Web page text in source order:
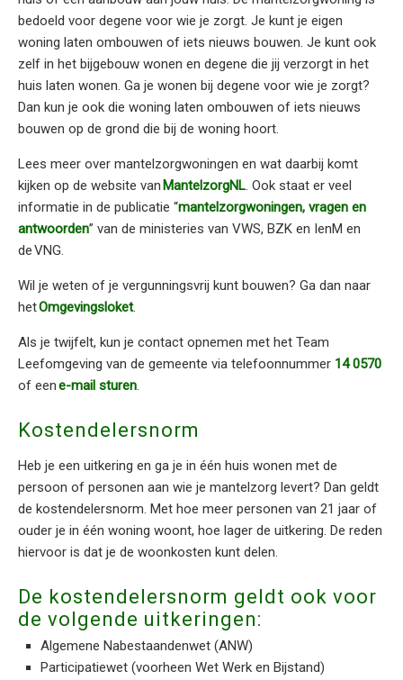
bedoeld voor degene voor wie je zorgt. Je kunt je eigen
woning laten ombouwen of iets nieuws bouwen. Je kunt ook
zelf in het bijgebouw wonen en degene die jij verzorgt in het
huis laten wonen. Ga je wonen bij degene voor wie je zorgt?
Dan kun je ook die woning laten ombouwen of iets nieuws
bouwen op de grond die bij de woning hoort.
Lees meer over mantelzorgwoningen en wat daarbij komt
kijken op de website vanMantelzorgNL. Ook staat er veel
informatie in de publicatie “mantelzorgwoningen, vragen en
antwoorden” van de ministeries van VWS, BZK en IenM en
de VNG.
Wil je weten of je vergunningsvrij kunt bouwen? Ga dan naar
hetOmgevingsloket.
Als je twijfelt, kun je contact opnemen met het Team
Leefomgeving van de gemeente via telefoonnummer 14 0570
of eene-mail sturen.
Kostendelersnorm
Heb je een uitkering en ga je in één huis wonen met de
persoon of personen aan wie je mantelzorg levert? Dan geldt
de kostendelersnorm. Met hoe meer personen van 21 jaar of
ouder je in één woning woont, hoe lager de uitkering. De reden
hiervoor is dat je de woonkosten kunt delen.
De kostendelersnorm geldt ook voor
de volgende uitkeringen:
Algemene Nabestaandenwet (ANW)
Participatiewet (voorheen Wet Werk en Bijstand)